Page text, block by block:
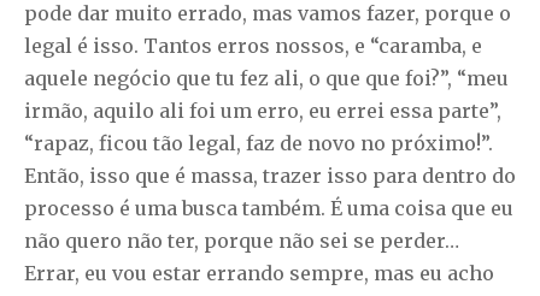
pode dar muito errado, mas vamos fazer, porque o
legal é isso. Tantos erros nossos, e “caramba, e
aquele negócio que tu fez ali, o que que foi?”, “meu
irmão, aquilo ali foi um erro, eu errei essa parte”,
“rapaz, ficou tão legal, faz de novo no próximo!”.
Então, isso que é massa, trazer isso para dentro do
processo é uma busca também. É uma coisa que eu
não quero não ter, porque não sei se perder…
Errar, eu vou estar errando sempre, mas eu acho